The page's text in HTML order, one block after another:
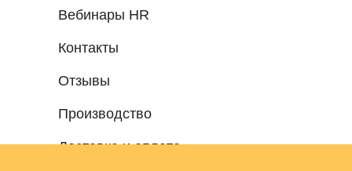
Контакты
Вебинары HR
Отзывы
Производство
Доставка и оплата